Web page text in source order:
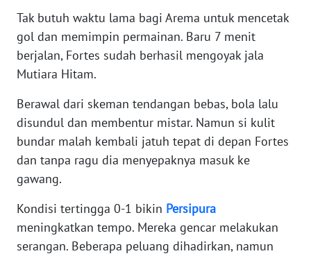
Tak butuh waktu lama bagi Arema untuk mencetak
gol dan memimpin permainan. Baru 7 menit
berjalan, Fortes sudah berhasil mengoyak jala
Mutiara Hitam.
Berawal dari skeman tendangan bebas, bola lalu
disundul dan membentur mistar. Namun si kulit
bundar malah kembali jatuh tepat di depan Fortes
dan tanpa ragu dia menyepaknya masuk ke
gawang.
Kondisi tertingga 0-1 bikin Persipura
meningkatkan tempo. Mereka gencar melakukan
serangan. Beberapa peluang dihadirkan, namun
TENTANG
KAMI
PEDOMAN
MEDIA
SIBER
REDAKSI
DISCLAIMER